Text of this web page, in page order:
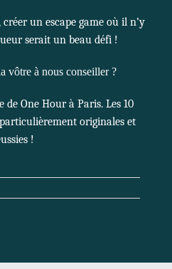
un escape game où il n’y
serait un beau défi !
vôtre à nous conseiller ?
de One Hour à Paris. Les 10
originales et
!